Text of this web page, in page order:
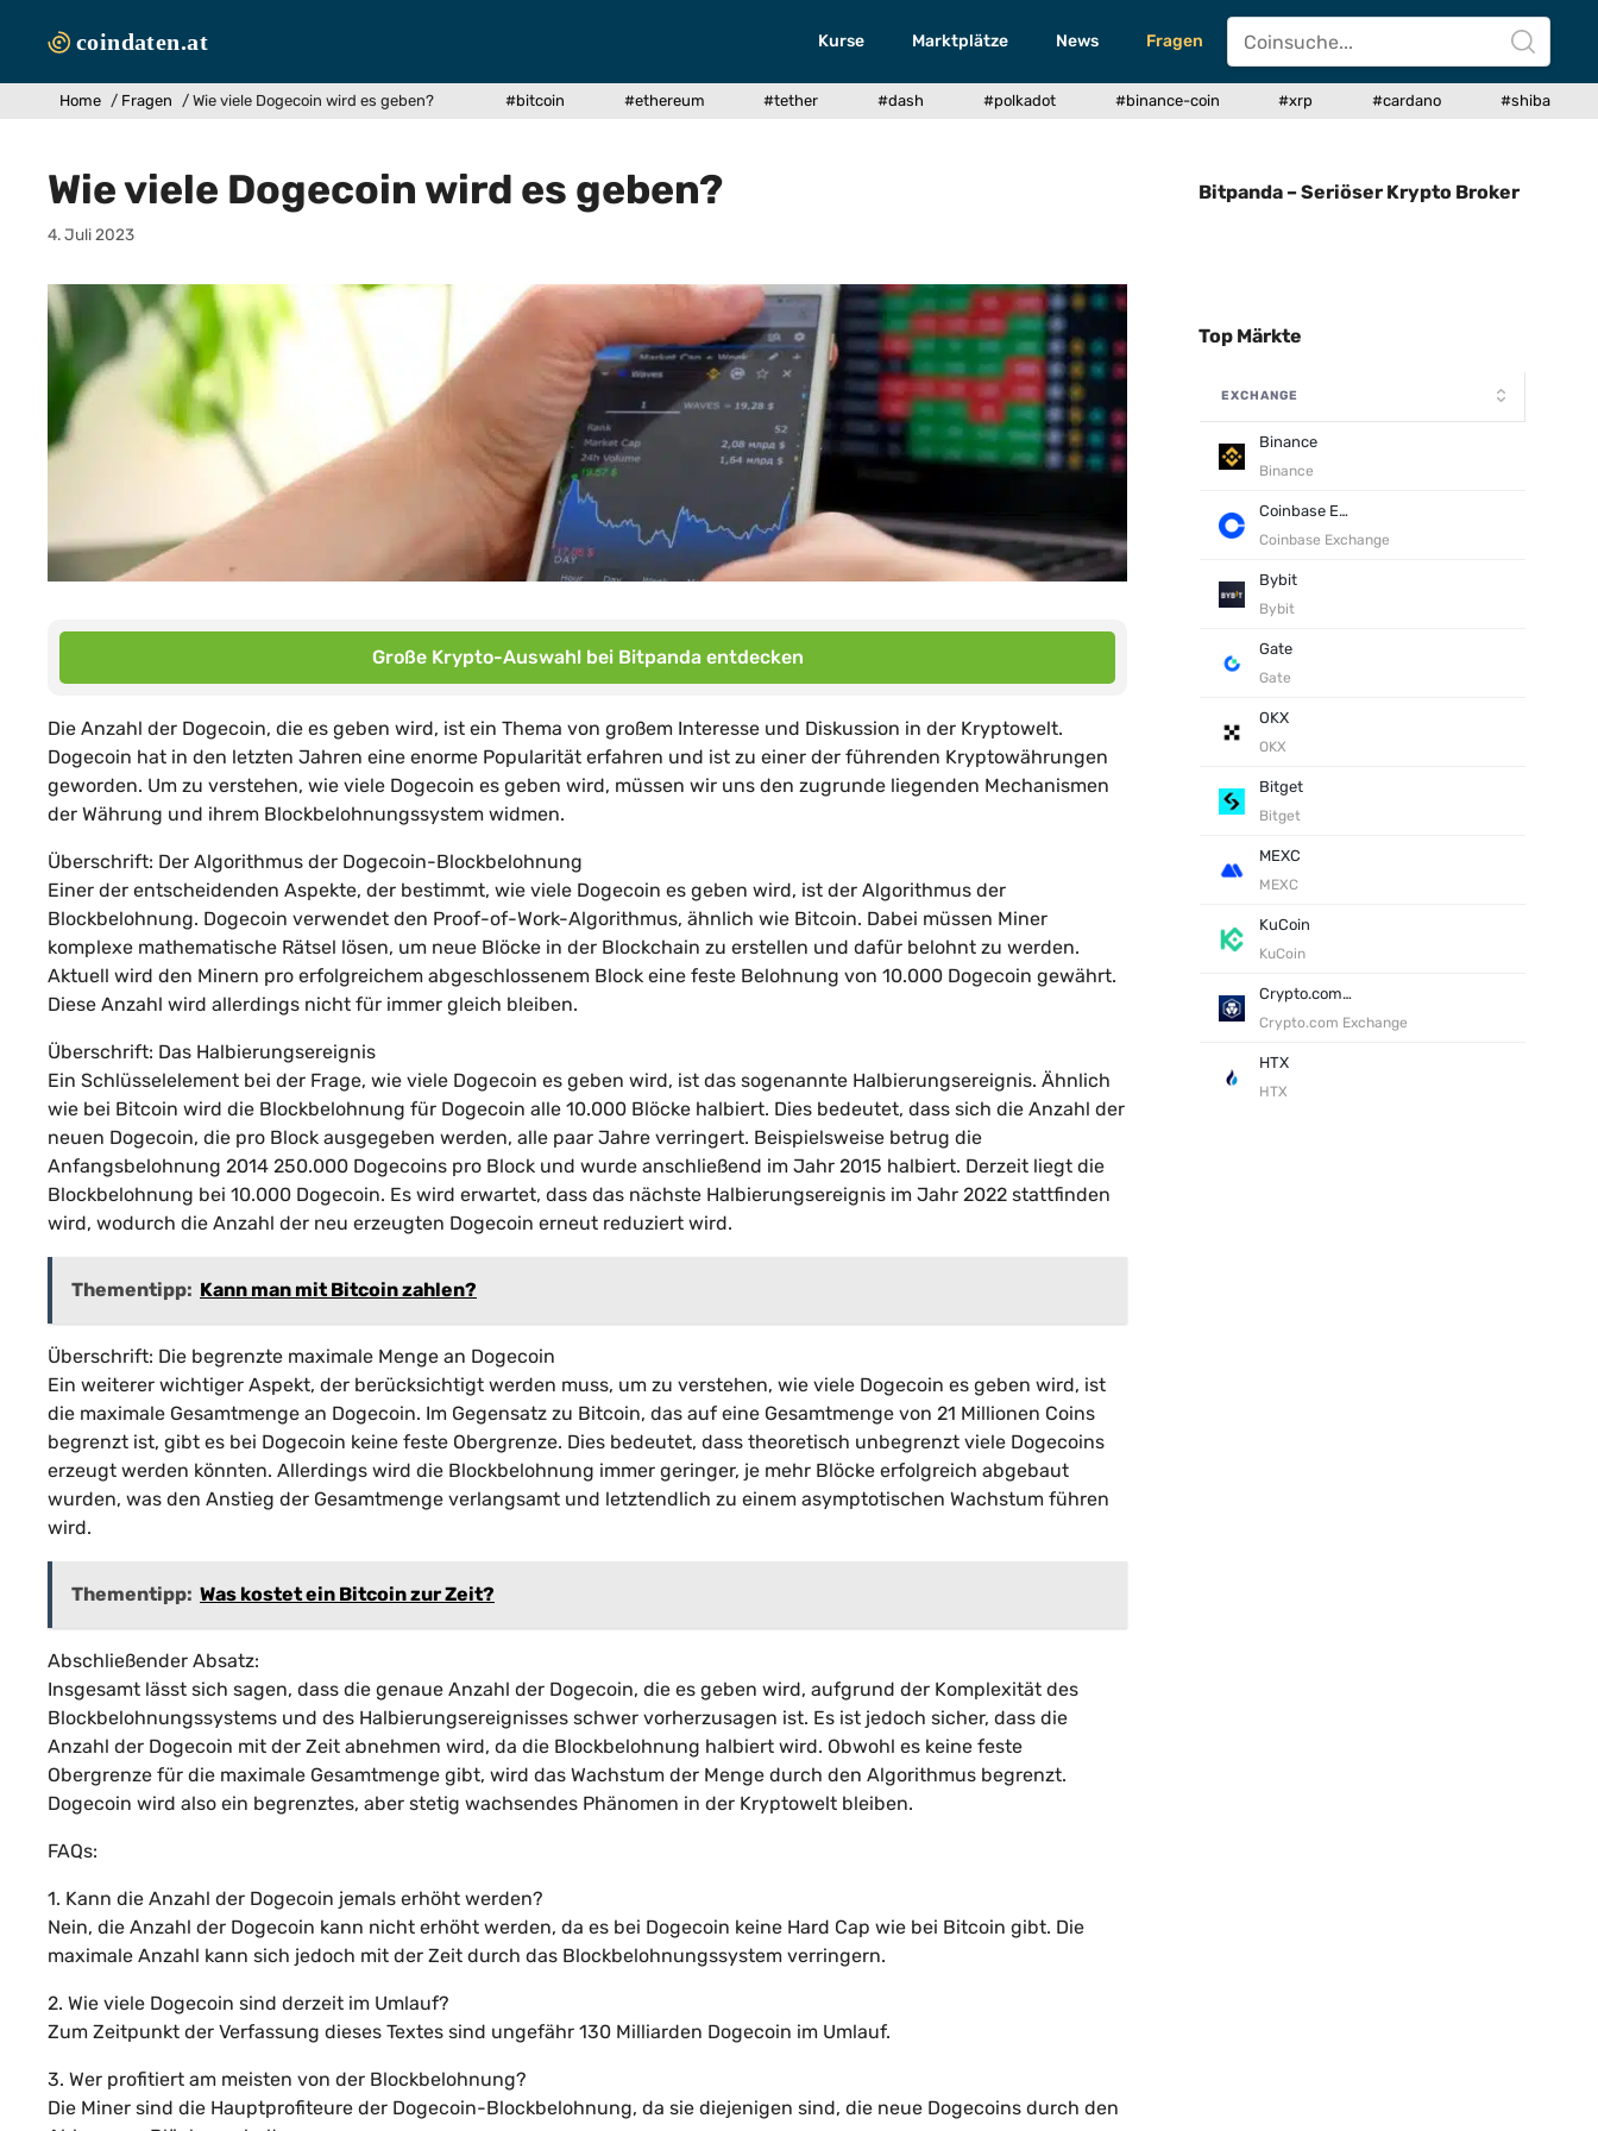
Inhalt
Kurse Marktplätze News Fragen
Home / Fragen / Wie viele Dogecoin wird es geben? #bitcoin #ethereum #tether #dash #polkadot #binance-coin #xrp #cardano #shiba
Wie viele Dogecoin wird es geben?
4. Juli 2023
Große Krypto-Auswahl bei Bitpanda entdecken
Die Anzahl der Dogecoin, die es geben wird, ist ein Thema von großem Interesse und Diskussion in der Kryptowelt.
Dogecoin hat in den letzten Jahren eine enorme Popularität erfahren und ist zu einer der führenden Kryptowährungen
geworden. Um zu verstehen, wie viele Dogecoin es geben wird, müssen wir uns den zugrunde liegenden Mechanismen
der Währung und ihrem Blockbelohnungssystem widmen.
Überschrift: Der Algorithmus der Dogecoin-Blockbelohnung
Einer der entscheidenden Aspekte, der bestimmt, wie viele Dogecoin es geben wird, ist der Algorithmus der
Blockbelohnung. Dogecoin verwendet den Proof-of-Work-Algorithmus, ähnlich wie Bitcoin. Dabei müssen Miner
komplexe mathematische Rätsel lösen, um neue Blöcke in der Blockchain zu erstellen und dafür belohnt zu werden.
Aktuell wird den Minern pro erfolgreichem abgeschlossenem Block eine feste Belohnung von 10.000 Dogecoin gewährt.
Diese Anzahl wird allerdings nicht für immer gleich bleiben.
Überschrift: Das Halbierungsereignis
Ein Schlüsselelement bei der Frage, wie viele Dogecoin es geben wird, ist das sogenannte Halbierungsereignis. Ähnlich
wie bei Bitcoin wird die Blockbelohnung für Dogecoin alle 10.000 Blöcke halbiert. Dies bedeutet, dass sich die Anzahl der
neuen Dogecoin, die pro Block ausgegeben werden, alle paar Jahre verringert. Beispielsweise betrug die
Anfangsbelohnung 2014 250.000 Dogecoins pro Block und wurde anschließend im Jahr 2015 halbiert. Derzeit liegt die
Blockbelohnung bei 10.000 Dogecoin. Es wird erwartet, dass das nächste Halbierungsereignis im Jahr 2022 stattfinden
wird, wodurch die Anzahl der neu erzeugten Dogecoin erneut reduziert wird.
Thementipp: Kann man mit Bitcoin zahlen?
Überschrift: Die begrenzte maximale Menge an Dogecoin
Ein weiterer wichtiger Aspekt, der berücksichtigt werden muss, um zu verstehen, wie viele Dogecoin es geben wird, ist
die maximale Gesamtmenge an Dogecoin. Im Gegensatz zu Bitcoin, das auf eine Gesamtmenge von 21 Millionen Coins
begrenzt ist, gibt es bei Dogecoin keine feste Obergrenze. Dies bedeutet, dass theoretisch unbegrenzt viele Dogecoins
erzeugt werden könnten. Allerdings wird die Blockbelohnung immer geringer, je mehr Blöcke erfolgreich abgebaut
wurden, was den Anstieg der Gesamtmenge verlangsamt und letztendlich zu einem asymptotischen Wachstum führen
wird.
Thementipp: Was kostet ein Bitcoin zur Zeit?
Abschließender Absatz:
Insgesamt lässt sich sagen, dass die genaue Anzahl der Dogecoin, die es geben wird, aufgrund der Komplexität des
Blockbelohnungssystems und des Halbierungsereignisses schwer vorherzusagen ist. Es ist jedoch sicher, dass die
Anzahl der Dogecoin mit der Zeit abnehmen wird, da die Blockbelohnung halbiert wird. Obwohl es keine feste
Obergrenze für die maximale Gesamtmenge gibt, wird das Wachstum der Menge durch den Algorithmus begrenzt.
Dogecoin wird also ein begrenztes, aber stetig wachsendes Phänomen in der Kryptowelt bleiben.
FAQs:
1. Kann die Anzahl der Dogecoin jemals erhöht werden?
Nein, die Anzahl der Dogecoin kann nicht erhöht werden, da es bei Dogecoin keine Hard Cap wie bei Bitcoin gibt. Die
maximale Anzahl kann sich jedoch mit der Zeit durch das Blockbelohnungssystem verringern.
2. Wie viele Dogecoin sind derzeit im Umlauf?
Zum Zeitpunkt der Verfassung dieses Textes sind ungefähr 130 Milliarden Dogecoin im Umlauf.
3. Wer profitiert am meisten von der Blockbelohnung?
Die Miner sind die Hauptprofiteure der Dogecoin-Blockbelohnung, da sie diejenigen sind, die neue Dogecoins durch den
Bitpanda – Seriöser Krypto Broker
Top Märkte
EXCHANGE
Binance
Binance
Coinbase Exchange
Coinbase Exchange
Bybit
Bybit
Gate
Gate
OKX
OKX
Bitget
Bitget
MEXC
MEXC
KuCoin
KuCoin
Crypto.com Exchange
Crypto.com Exchange
HTX
HTX